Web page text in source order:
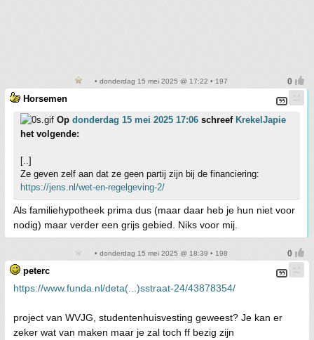
• donderdag 15 mei 2025 @ 17:22 • 197
Horsemen
Op donderdag 15 mei 2025 17:06 schreef KrekelJapie
het volgende:
[..]
Ze geven zelf aan dat ze geen partij zijn bij de financiering:
https://jens.nl/wet-en-regelgeving-2/
Als familiehypotheek prima dus (maar daar heb je hun niet voor
nodig) maar verder een grijs gebied. Niks voor mij.
• donderdag 15 mei 2025 @ 18:39 • 198
peterc
https://www.funda.nl/deta(...)sstraat-24/43878354/
project van WVJG, studentenhuisvesting geweest? Je kan er
zeker wat van maken maar je zal toch ff bezig zijn